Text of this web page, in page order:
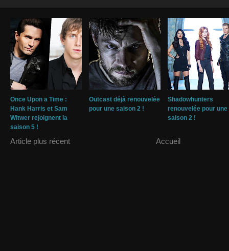
Once Upon a Time :
Hank Harris et Sam
Witwer rejoignent la
saison 5 !
Outcast déjà renouvelée
pour une saison 2 !
Shadowhunters
renouvelée pour une
saison 2 !
Article plus récent Accueil